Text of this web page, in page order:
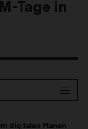
Tage in
digitalen Planen